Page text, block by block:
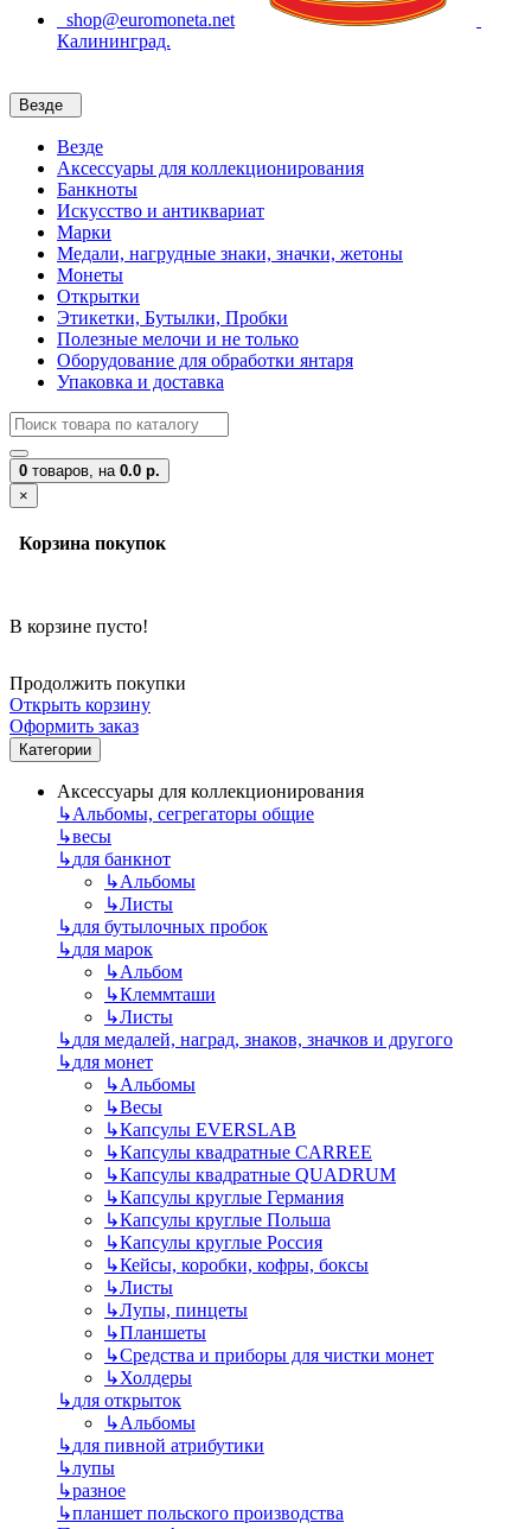
shop@euromoneta.net
Калининград.
Везде
Везде
Аксессуары для коллекционирования
Банкноты
Искусство и антиквариат
Марки
Медали, нагрудные знаки, значки, жетоны
Монеты
Открытки
Этикетки, Бутылки, Пробки
Полезные мелочи и не только
Оборудование для обработки янтаря
Упаковка и доставка
0 товаров, на 0.0 р.
×
Корзина покупок
В корзине пусто!
Продолжить покупки
Открыть корзину
Оформить заказ
Категории
Аксессуары для коллекционирования
↳Альбомы, сегрегаторы общие
↳весы
↳для банкнот
↳Альбомы
↳Листы
↳для бутылочных пробок
↳для марок
↳Альбом
↳Клеммташи
↳Листы
↳для медалей, наград, знаков, значков и другого
↳для монет
↳Альбомы
↳Весы
↳Капсулы EVERSLAB
↳Капсулы квадратные CARREE
↳Капсулы квадратные QUADRUM
↳Капсулы круглые Германия
↳Капсулы круглые Польша
↳Капсулы круглые Россия
↳Кейсы, коробки, кофры, боксы
↳Листы
↳Лупы, пинцеты
↳Планшеты
↳Средства и приборы для чистки монет
↳Холдеры
↳для открыток
↳Альбомы
↳для пивной атрибутики
↳лупы
↳разное
↳планшет польского производства